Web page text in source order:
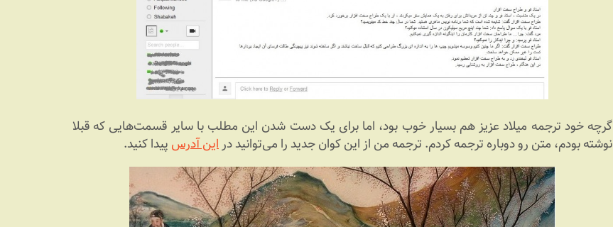
گرچه خود ترجمه میلاد عزیز هم بسیار خوب بود، اما برای یک دست شدن این مطلب با سایر قسمت‌هایی که قبلا
نوشته بودم، متن رو دوباره ترجمه کردم. ترجمه من از این کوان جدید را می‌توانید دراین آدرس پیدا کنید.